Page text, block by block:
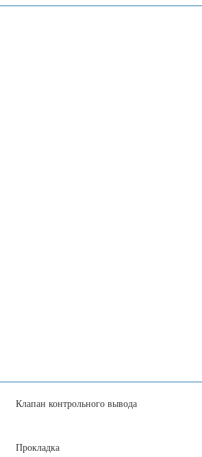
Клапан контрольного вывода
Прокладка